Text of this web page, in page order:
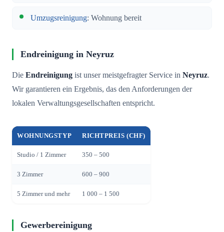
Umzugsreinigung: Wohnung bereit
Endreinigung in Neyruz
Die Endreinigung ist unser meistgefragter Service in Neyruz.
Wir garantieren ein Ergebnis, das den Anforderungen der
lokalen Verwaltungsgesellschaften entspricht.
WOHNUNGSTYP RICHTPREIS (CHF)
Studio / 1 Zimmer 350 – 500
3 Zimmer 600 – 900
5 Zimmer und mehr 1 000 – 1 500
Gewerbereinigung